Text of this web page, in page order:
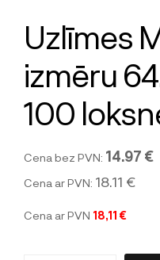
Uzlīmes
izmēru
100
Cena bez PVN: 14.97 €
Cena ar PVN: 18.11 €
Cena ar PVN 18,11 €